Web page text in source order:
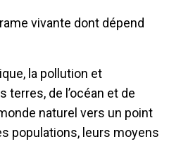
vivante dont dépend
la pollution et
terres, de l’océan et de
naturel vers un point
populations, leurs moyens